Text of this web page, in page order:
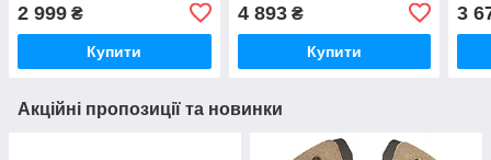
2 999 ₴
Купити
4 893₴
Купити
3
Акційні пропозиції та новинки